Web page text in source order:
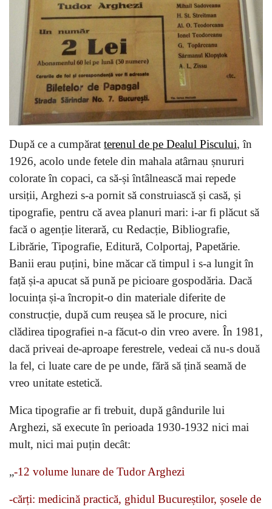
După ce a cumpărat terenul de pe Dealul Piscului, în
1926, acolo unde fetele din mahala atârnau șnururi
colorate în copaci, ca să-și întâlnească mai repede
ursiții, Arghezi s-a pornit să construiască și casă, și
tipografie, pentru că avea planuri mari: i-ar fi plăcut să
facă o agenție literară, cu Redacție, Bibliografie,
Librărie, Tipografie, Editură, Colportaj, Papetărie.
Banii erau puțini, bine măcar că timpul i s-a lungit în
față și-a apucat să pună pe picioare gospodăria. Dacă
locuința și-a încropit-o din materiale diferite de
construcție, după cum reușea să le procure, nici
clădirea tipografiei n-a făcut-o din vreo avere. În 1981,
dacă priveai de-aproape ferestrele, vedeai că nu-s două
la fel, ci luate care de pe unde, fără să țină seamă de
vreo unitate estetică.
Mica tipografie ar fi trebuit, după gândurile lui
Arghezi, să execute în perioada 1930-1932 nici mai
mult, nici mai puțin decât:
„-12 volume lunare de Tudor Arghezi
-cărți: medicină practică, ghidul Bucureștilor, șosele de